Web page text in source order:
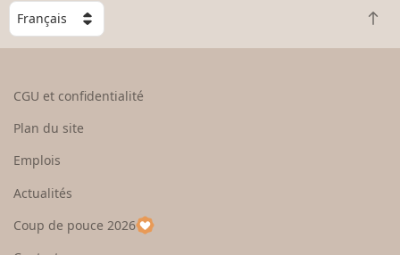
C
h
o
e
u
p
R
e
CGU et confidentialité
Plan du site
Emplois
Actualités
Coup de pouce 2026